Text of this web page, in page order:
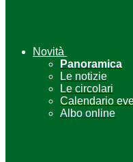
Novità
Panoramica
Le notizie
Le circolari
Calendario
Albo online